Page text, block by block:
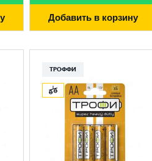
Добавить в корзину
ТРОФФИ
ваш город
Новгород
Санкт-Петербург